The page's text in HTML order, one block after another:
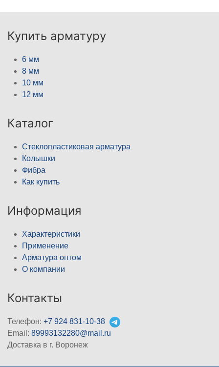
Купить арматуру
6 мм
8 мм
10 мм
12 мм
Каталог
Стеклопластиковая арматура
Колышки
Фибра
Как купить
Информация
Характеристики
Применение
Арматура оптом
О компании
Контакты
Телефон: +7 924 831-10-38
Email: 89993132280@mail.ru
Доставка в г. Воронеж